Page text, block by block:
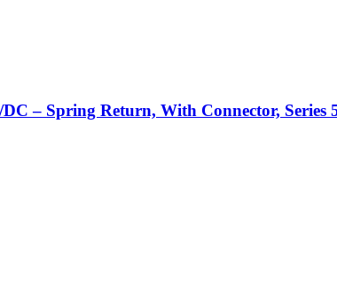
DC – Spring Return, With Connector,